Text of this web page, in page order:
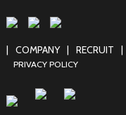
| COMPANY | RECRUIT |
PRIVACY POLICY